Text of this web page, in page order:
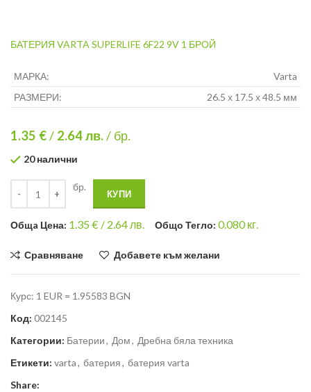
БАТЕРИЯ VARTA SUPERLIFE 6F22 9V 1 БРОЙ
МАРКА:
Varta
РАЗМЕРИ:
26.5 х 17.5 х 48.5 мм
1.35 €/ 2.64лв./ бр.
20 налични
бр.
КУПИ
Общa Цена: 1.35€ / 2.64 лв. Общо Тегло: 0.080кг.
Сравняване Добавете към желани
Курс: 1 EUR = 1.95583 BGN
Код: 002145
Категории: Батерии, Дом, Дребна бяла техника
Етикети: varta, батерия, батерия varta
Share: